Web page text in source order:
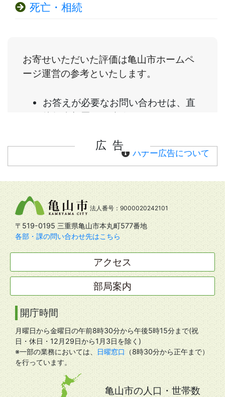
死亡・相続
広告
バナー広告について
法人番号：9000020242101
〒519-0195 三重県亀山市本丸町577番地
各部・課の問い合わせ先はこちら
アクセス
部局案内
開庁時間
月曜日から金曜日の午前8時30分から午後5時15分まで(祝
日・休日・12月29日から1月3日を除く)
※一部の業務においては、
日曜窓口
（8時30分から正午まで）
を行っています。
亀山市の人口・世帯数